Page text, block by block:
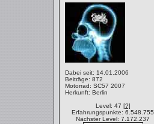
Dabei seit: 14.01.2006
Beiträge: 872
Motorrad: SC57 2007
Herkunft: Berlin
Level: 47 [?]
Erfahrungspunkte: 6.548.755
Nächster Level: 7.172.237